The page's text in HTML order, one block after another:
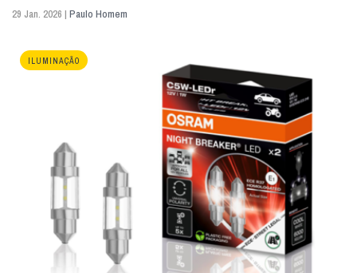
29 Jan. 2026 | Paulo Homem
ILUMINAÇÃO